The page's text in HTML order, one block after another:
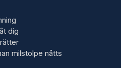
dig
milstolpe nåtts